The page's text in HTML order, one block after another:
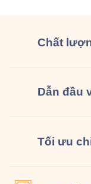
Chất
Dẫn đầu
Tối ưu